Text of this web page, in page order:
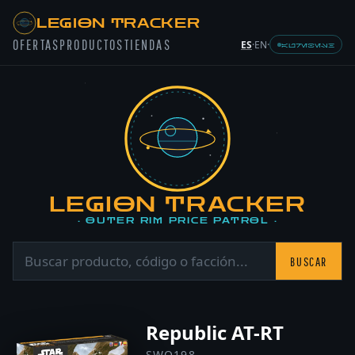
LEGION TRACKER
OFERTASPRODUCTOSTIENDAS ES·EN· AUREBESH
LEGION TRACKER
· OUTER RIM PRICE PATROL ·
BUSCAR
Republic AT-RT